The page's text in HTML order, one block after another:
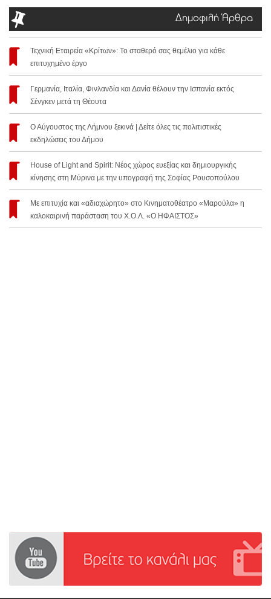
Δημοφιλή Άρθρα
Τεχνική Εταιρεία «Κρίτων»: Το σταθερό σας θεμέλιο για κάθε
επιτυχημένο έργο
Γερμανία, Ιταλία, Φινλανδία και Δανία θέλουν την Ισπανία εκτός
Σένγκεν μετά τη Θέουτα
Ο Αύγουστος της Λήμνου ξεκινά | Δείτε όλες τις πολιτιστικές
εκδηλώσεις του Δήμου
House of Light and Spirit: Νέος χώρος ευεξίας και δημιουργικής
κίνησης στη Μύρινα με την υπογραφή της Σοφίας Ρουσοπούλου
Με επιτυχία και «αδιαχώρητο» στο Κινηματοθέατρο «Μαρούλα» η
καλοκαιρινή παράσταση του Χ.Ο.Λ. «Ο ΗΦΑΙΣΤΟΣ»